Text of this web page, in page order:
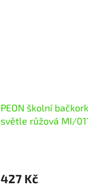
PEON školní
světle růžová MI/011
427 Kč